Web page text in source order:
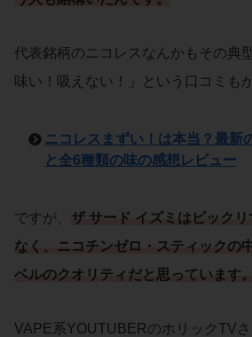
代表銘柄のニコレスなんかもその典
味い！吸えない！」という口コミも
ニコレスまずい！は本当？最新
と全6種類の味の感想レビュー
ですが、 ザ サード イズミはビック
なく、ニコチンゼロ・スティックの
ベルのクオリティだと思っています。
VAPE系YOUTUBERのホリックTV